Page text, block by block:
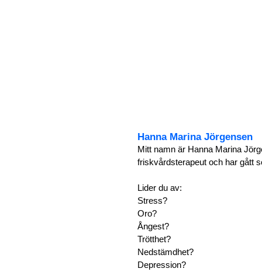
Hanna Marina Jörgensen
Mitt namn är Hanna Marina
friskvårdsterapeut och har gått
Lider du av:
Stress?
Oro?
Ångest?
Trötthet?
Nedstämdhet?
Depression?